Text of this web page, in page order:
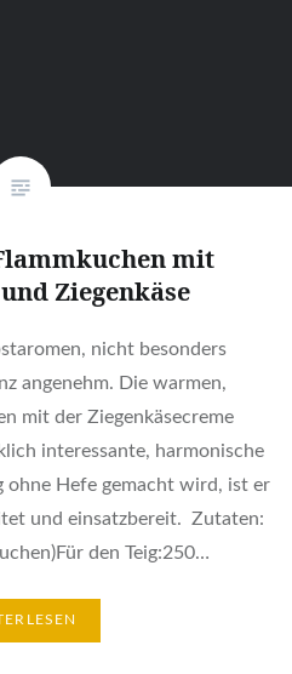
mit
Ziegenkäse
nicht besonders
angenehm. Die warmen,
mit der Ziegenkäsecreme
interessante, harmonische
ohne Hefe gemacht wird, ist er
und einsatzbereit. Zutaten:
den Teig:250…